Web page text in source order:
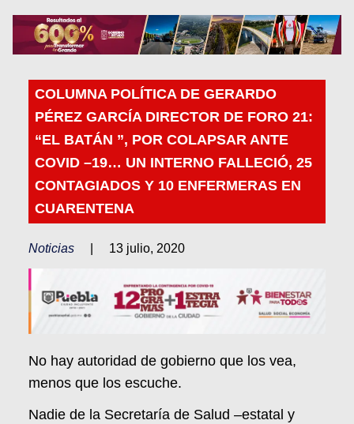
COLUMNA POLÍTICA DE GERARDO
PÉREZ GARCÍA DIRECTOR DE FORO 21:
“EL BATÁN ”, POR COLAPSAR ANTE
COVID –19… UN INTERNO FALLECIÓ, 25
CONTAGIADOS Y 10 ENFERMERAS EN
CUARENTENA
Noticias 13 julio, 2020
No hay autoridad de gobierno que los vea,
menos que los escuche.
Nadie de la Secretaría de Salud –estatal y